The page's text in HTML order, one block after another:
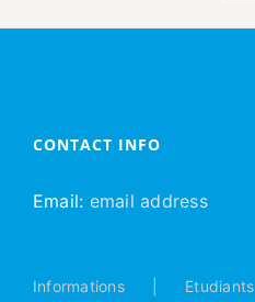
CONTACT INFO
Email: email address
Informations Etudiants